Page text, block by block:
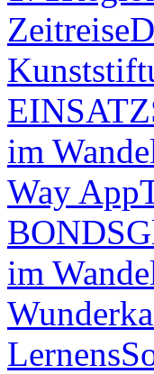
Zeitreise
EINSATZ
im
Way App
BONDS
im
Lernens